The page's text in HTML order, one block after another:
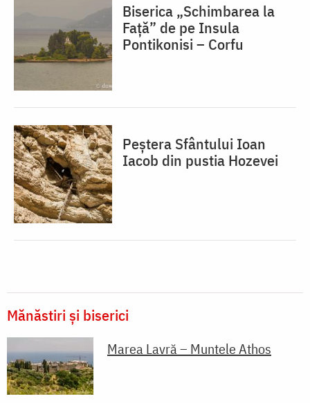
Biserica „Schimbarea la
Față” de pe Insula
Pontikonisi – Corfu
Peștera Sfântului Ioan
Iacob din pustia Hozevei
Mănăstiri și biserici
Marea Lavră – Muntele Athos